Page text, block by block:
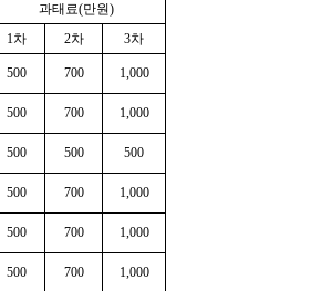
과태료(만원)
1차
2차 3차
500 700 1,000
500 700 1,000
500 500 500
500 700 1,000
500 700 1,000
500 700 1,000